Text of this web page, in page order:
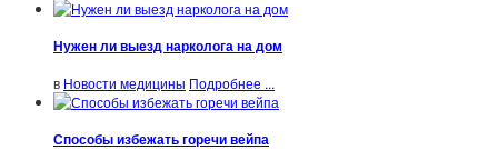
Нужен ли выезд нарколога на дом
в Новости медицины Подробнее ...
Способы избежать горечи вейпа